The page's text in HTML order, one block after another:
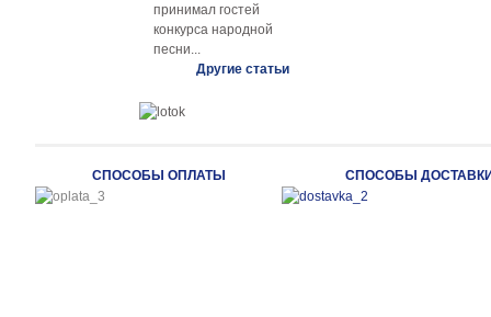
принимал гостей
конкурса народной
песни...
Другие статьи
СПОСОБЫ ОПЛАТЫ СПОСОБЫ